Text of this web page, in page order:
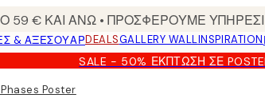
€ ΚΑΙ ΑΝΩ • ΠΡΟΣΦΕΡΟΥΜΕ
& ΑΞΕΣΟΥΆΡDEALSGALLERY WALLINSPIRATION
SALE - 50% ΈΚΠΤΩΣΗ ΣΕ
Poster